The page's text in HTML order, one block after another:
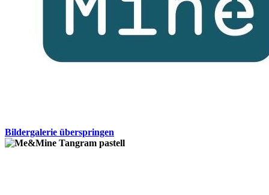
Bildergalerie überspringen